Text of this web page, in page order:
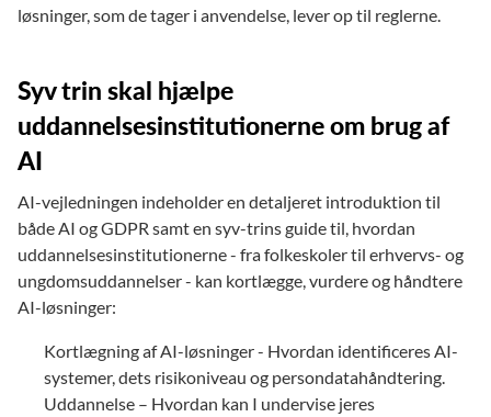
løsninger, som de tager i anvendelse, lever op til reglerne.
Syv trin skal hjælpe
uddannelsesinstitutionerne om brug af
AI
AI-vejledningen indeholder en detaljeret introduktion til
både AI og GDPR samt en syv-trins guide til, hvordan
uddannelsesinstitutionerne - fra folkeskoler til erhvervs- og
ungdomsuddannelser - kan kortlægge, vurdere og håndtere
AI-løsninger:
Kortlægning af AI-løsninger - Hvordan identificeres AI-
systemer, dets risikoniveau og persondatahåndtering.
Uddannelse – Hvordan kan I undervise jeres